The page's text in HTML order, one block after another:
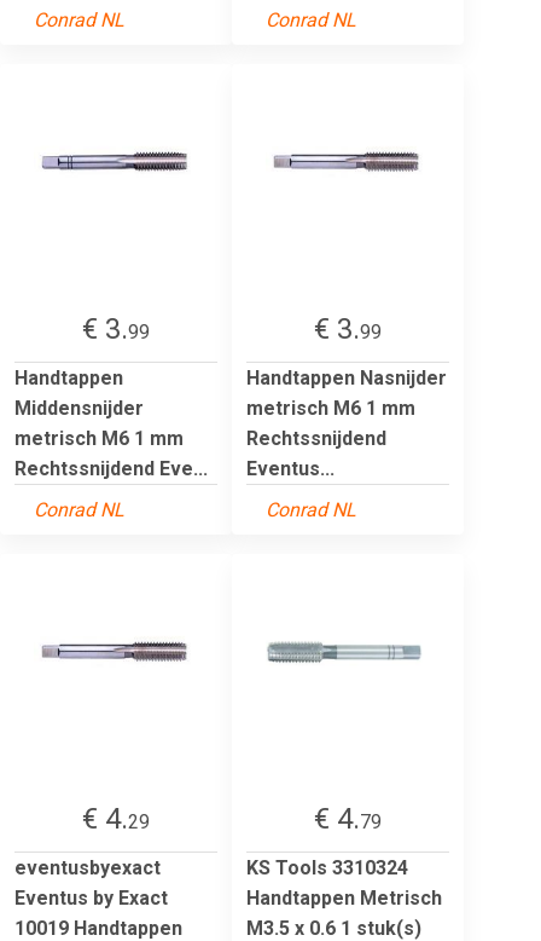
Conrad NL
Conrad NL
€ 3.99
Handtappen
Middensnijder
metrisch M6 1 mm
Rechtssnijdend Eve...
Conrad NL
€ 3.99
Handtappen Nasnijder
metrisch M6 1 mm
Rechtssnijdend
Eventus...
Conrad NL
€ 4.29
eventusbyexact
Eventus by Exact
10019 Handtappen
€ 4.79
KS Tools 3310324
Handtappen Metrisch
M3.5 x 0.6 1 stuk(s)